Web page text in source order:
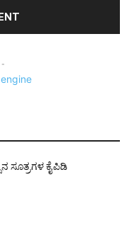
-
ಸೂತ್ರಗಳ ಕೈಪಿಡಿ